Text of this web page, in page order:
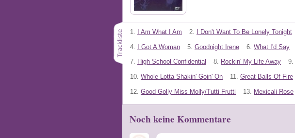
1. I Am What I Am 2. I Don't Want To Be Lonely Tonight
4. I Got A Woman 5. Goodnight Irene 6. What I'd Say
7. High School Confidential 8. Rockin' My Life Away 9.
10. Whole Lotta Shakin' Goin' On 11. Great Balls Of Fire
12. Good Golly Miss Molly/Tutti Frutti 13. Mexicali Rose
Noch keine Kommentare